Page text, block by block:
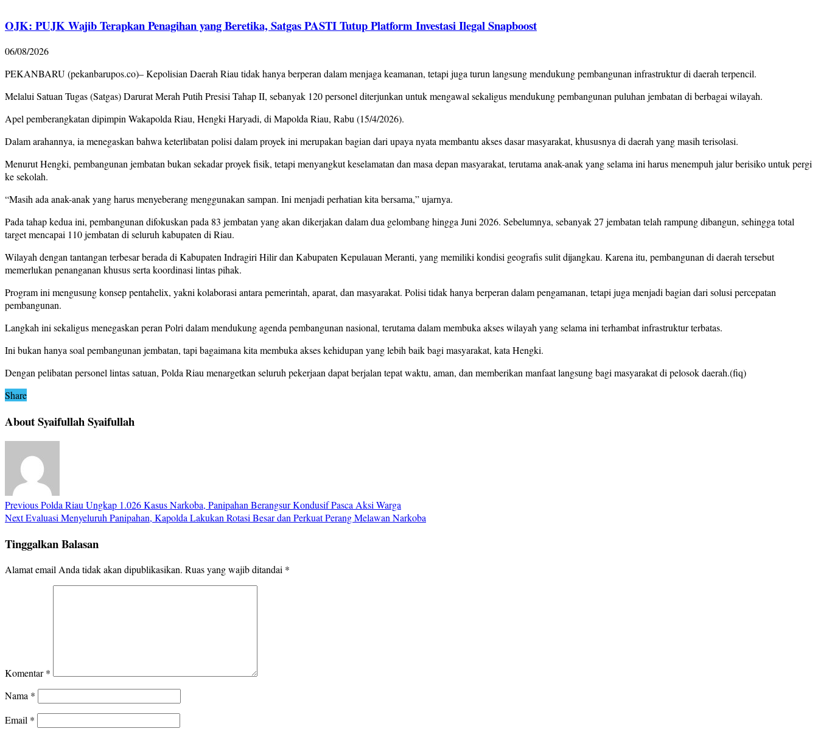
OJK: PUJK Wajib Terapkan Penagihan yang Beretika, Satgas PASTI Tutup Platform Investasi Ilegal Snapboost
06/08/2026
PEKANBARU (pekanbarupos.co)– Kepolisian Daerah Riau tidak hanya berperan dalam menjaga keamanan, tetapi juga turun langsung mendukung pembangunan infrastruktur di daerah terpencil.
Melalui Satuan Tugas (Satgas) Darurat Merah Putih Presisi Tahap II, sebanyak 120 personel diterjunkan untuk mengawal sekaligus mendukung pembangunan puluhan jembatan di berbagai wilayah.
Apel pemberangkatan dipimpin Wakapolda Riau, Hengki Haryadi, di Mapolda Riau, Rabu (15/4/2026).
Dalam arahannya, ia menegaskan bahwa keterlibatan polisi dalam proyek ini merupakan bagian dari upaya nyata membantu akses dasar masyarakat, khususnya di daerah yang masih terisolasi.
Menurut Hengki, pembangunan jembatan bukan sekadar proyek fisik, tetapi menyangkut keselamatan dan masa depan masyarakat, terutama anak-anak yang selama ini harus menempuh jalur berisiko untuk pergi
ke sekolah.
“Masih ada anak-anak yang harus menyeberang menggunakan sampan. Ini menjadi perhatian kita bersama,” ujarnya.
Pada tahap kedua ini, pembangunan difokuskan pada 83 jembatan yang akan dikerjakan dalam dua gelombang hingga Juni 2026. Sebelumnya, sebanyak 27 jembatan telah rampung dibangun, sehingga total
target mencapai 110 jembatan di seluruh kabupaten di Riau.
Wilayah dengan tantangan terbesar berada di Kabupaten Indragiri Hilir dan Kabupaten Kepulauan Meranti, yang memiliki kondisi geografis sulit dijangkau. Karena itu, pembangunan di daerah tersebut
memerlukan penanganan khusus serta koordinasi lintas pihak.
Program ini mengusung konsep pentahelix, yakni kolaborasi antara pemerintah, aparat, dan masyarakat. Polisi tidak hanya berperan dalam pengamanan, tetapi juga menjadi bagian dari solusi percepatan
pembangunan.
Langkah ini sekaligus menegaskan peran Polri dalam mendukung agenda pembangunan nasional, terutama dalam membuka akses wilayah yang selama ini terhambat infrastruktur terbatas.
Ini bukan hanya soal pembangunan jembatan, tapi bagaimana kita membuka akses kehidupan yang lebih baik bagi masyarakat, kata Hengki.
Dengan pelibatan personel lintas satuan, Polda Riau menargetkan seluruh pekerjaan dapat berjalan tepat waktu, aman, dan memberikan manfaat langsung bagi masyarakat di pelosok daerah.(fiq)
Share
About Syaifullah Syaifullah
PreviousPolda Riau Ungkap 1.026 Kasus Narkoba, Panipahan Berangsur Kondusif Pasca Aksi Warga
NextEvaluasi Menyeluruh Panipahan, Kapolda Lakukan Rotasi Besar dan Perkuat Perang Melawan Narkoba
Tinggalkan Balasan
Alamat email Anda tidak akan dipublikasikan. Ruas yang wajib ditandai *
Komentar*
Nama *
Email *